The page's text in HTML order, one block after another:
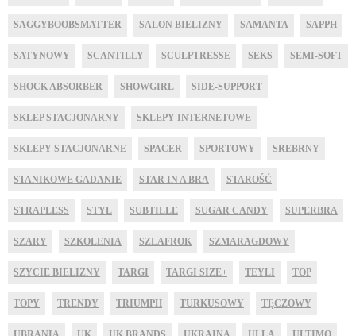
SAGGYBOOBSMATTER SALON BIELIZNY SAMANTA SAPPH
SATYNOWY SCANTILLY SCULPTRESSE SEKS SEMI-SOFT
SHOCK ABSORBER SHOWGIRL SIDE-SUPPORT
SKLEP STACJONARNY SKLEPY INTERNETOWE
SKLEPY STACJONARNE SPACER SPORTOWY SREBRNY
STANIKOWE GADANIE STAR IN A BRA STAROŚĆ
STRAPLESS STYL SUBTILLE SUGAR CANDY SUPERBRA
SZARY SZKOLENIA SZLAFROK SZMARAGDOWY
SZYCIE BIELIZNY TARGI TARGI SIZE+ TEYLI TOP
TOPY TRENDY TRIUMPH TURKUSOWY TĘCZOWY